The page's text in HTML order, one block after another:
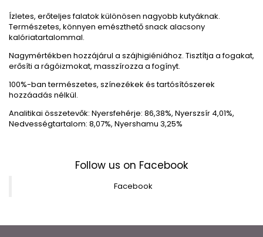
Ízletes, erőteljes falatok különösen nagyobb kutyáknak.
Természetes, könnyen emészthető snack alacsony
kalóriatartalommal.
Nagymértékben hozzájárul a szájhigiéniához. Tisztítja a fogakat,
erősíti a rágóizmokat, masszírozza a fogínyt.
100%-ban természetes, színezékek éstartósítószerek
hozzáadás nélkül.
Analitikai összetevők: Nyersfehérje: 86,38%, Nyerszsír 4,01%,
Nedvességtartalom: 8,07%, Nyershamu 3,25%
Follow us on Facebook
Facebook